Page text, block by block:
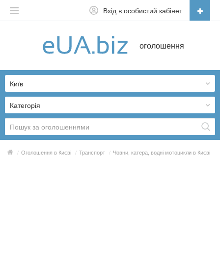
оголошення
Вхід в особистий кабінет
Українська
Категорія
Київ
/ Оголошення в Києві / Транспорт / Човни, катера, водні мотоцикли в Києві